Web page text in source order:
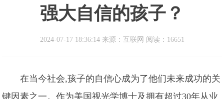
强大自信的孩子？
2024-07-17 18:36:14 来源：互联网 阅读：16651
在当今社会,孩子的自信心成为了他们未来成功的关
键因素之一。作为美国视光学博士及拥有超过30年从业